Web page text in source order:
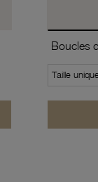
Taille